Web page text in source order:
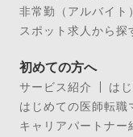
非常勤（アルバイト
スポット求人から探
初めての方へ
サービス紹介
は
はじめての医師転職
キャリアパートナー